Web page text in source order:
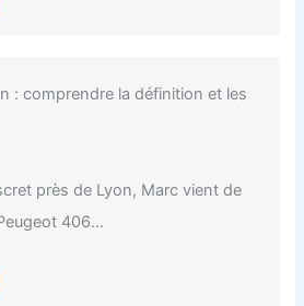
: comprendre la définition et les
près de Lyon, Marc vient de
406...